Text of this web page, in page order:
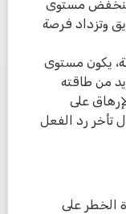
ينخفض ​​مستوى
وتزداد فرصة
يكون مستوى
من طاقته
على
تأخر رد الفعل
الخطر على